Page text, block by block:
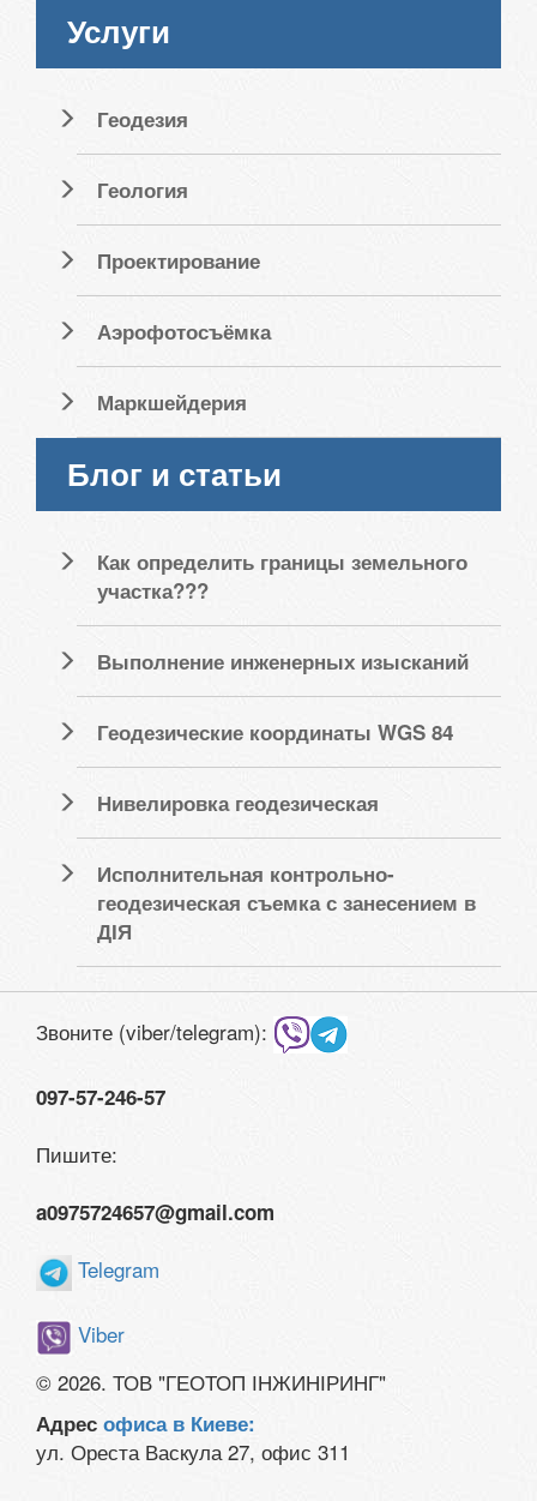
Услуги
Геодезия
Геология
Проектирование
Аэрофотосъёмка
Маркшейдерия
Блог и статьи
Как определить границы земельного
участка???
Выполнение инженерных изысканий
Геодезические координаты WGS 84
Нивелировка геодезическая
Исполнительная контрольно-
геодезическая съемка с занесением в
ДІЯ
Звоните (viber/telegram):
097-57-246-57
Пишите:
a0975724657@gmail.com
Telegram
Viber
© 2026. ТОВ "ГЕОТОП ІНЖИНІРИНГ"
Адрес офиса в Киеве:
ул. Ореста Васкула 27, офис 311